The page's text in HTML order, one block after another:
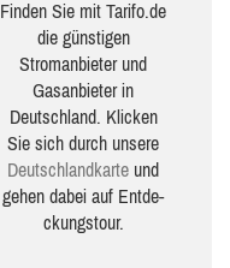
Finden Sie mit Tarifo.de
die güns­ti­gen
Stromanbieter und
Gasanbieter in
Deutschland. Klicken
Sie sich durch unsere
Deutsch­land­karte und
gehen dabei auf Ent­de­
ckungs­tour.